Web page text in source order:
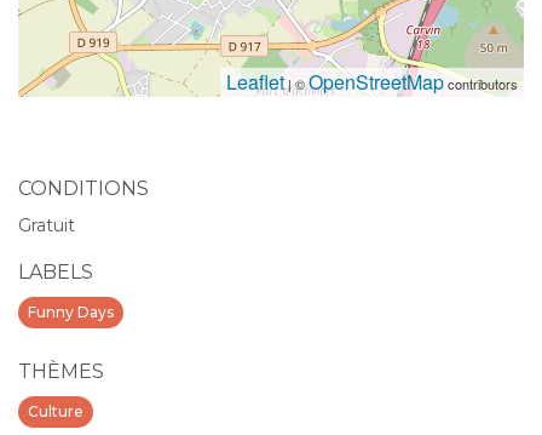
Leaflet| ©OpenStreetMapcontributors
CONDITIONS
Gratuit
LABELS
Funny Days
THÈMES
Culture